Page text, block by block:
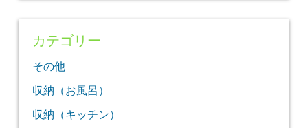
カテゴリー
その他
収納（お風呂）
収納（キッチン）